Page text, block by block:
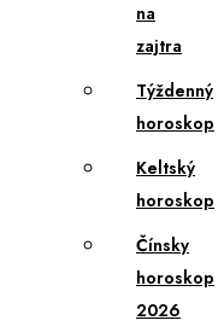
na
zajtra
Týždenný
horoskop
Keltský
horoskop
Čínsky
horoskop
2026